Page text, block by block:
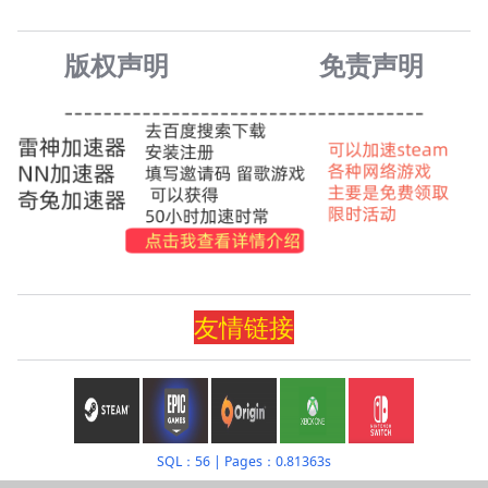
版权声明 免责声明
友情链接
SQL：56 | Pages：0.81363s